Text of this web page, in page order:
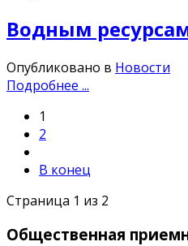
Водным
Опубликовано в Новости
Подробнее ...
1
2
В конец
Страница 1 из 2
Общественная